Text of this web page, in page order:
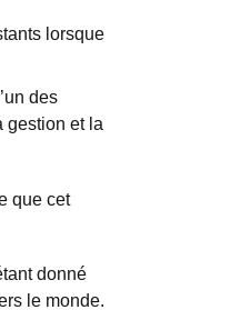
lorsque
des
gestion et la
que cet
donné
le monde.